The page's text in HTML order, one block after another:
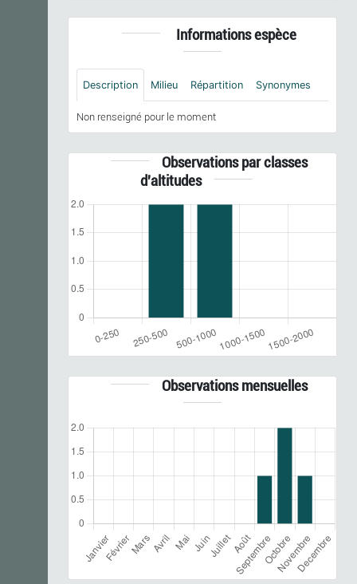
Informations espèce
Description Milieu Répartition Synonymes
Non renseigné pour le moment
Observations par classes
d'altitudes
Observations mensuelles